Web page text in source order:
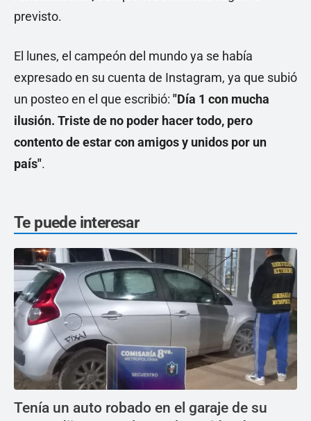
previsto.
El lunes, el campeón del mundo ya se había
expresado en su cuenta de Instagram, ya que subió
un posteo en el que escribió: "Día 1 con mucha
ilusión. Triste de no poder hacer todo, pero
contento de estar con amigos y unidos por un
país".
Te puede interesar
Tenía un auto robado en el garaje de su